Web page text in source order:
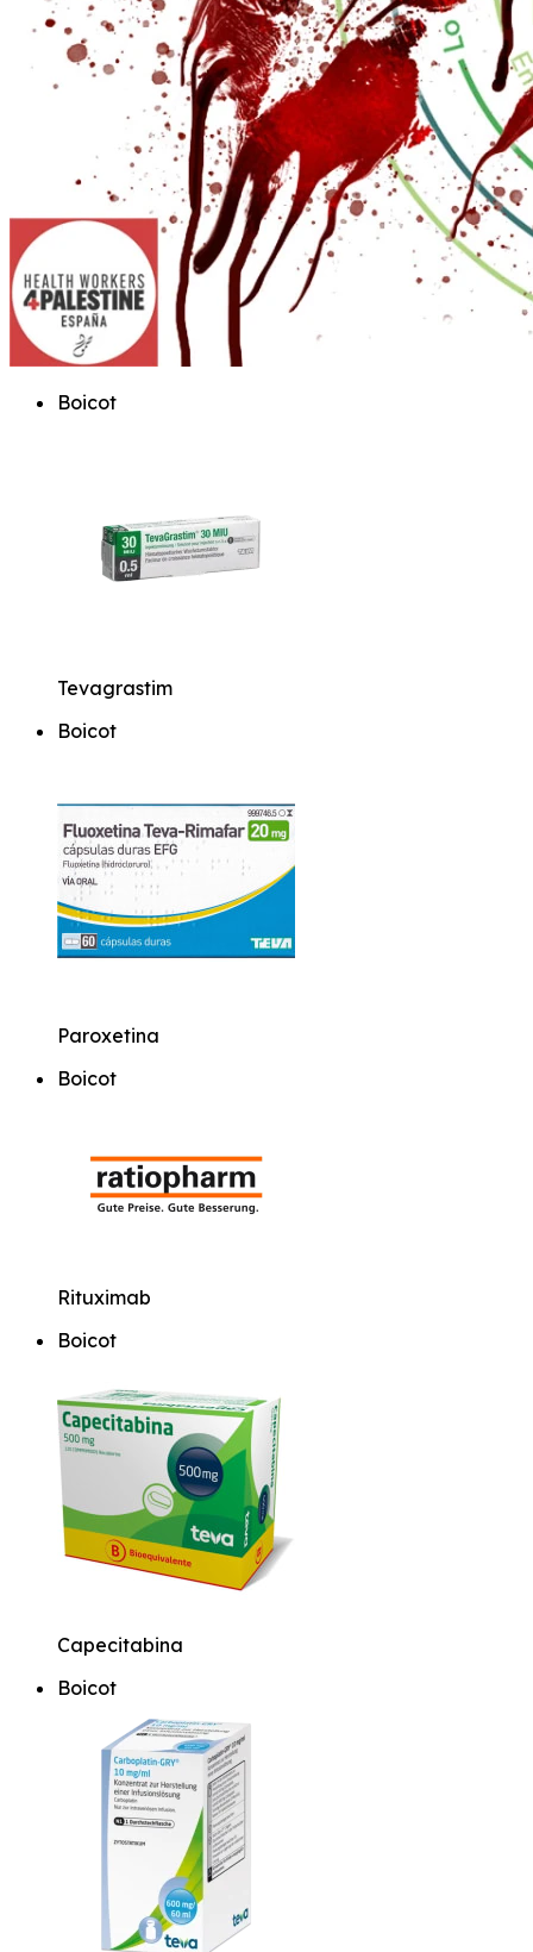
Boicot
Tevagrastim
Boicot
Paroxetina
Boicot
Rituximab
Boicot
Capecitabina
Boicot